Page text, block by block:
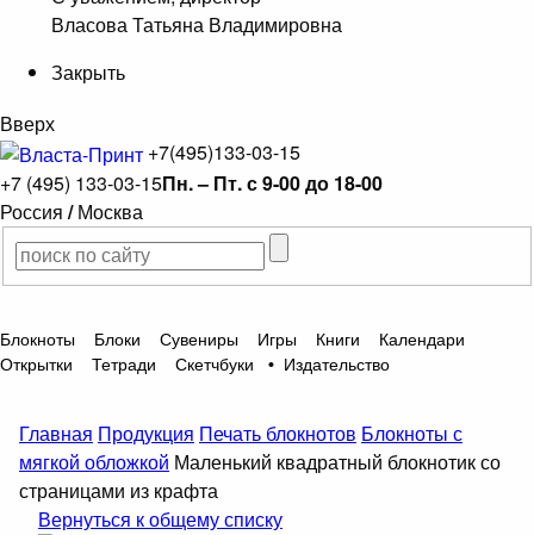
Власова Татьяна Владимировна
Закрыть
Вверх
+7(495)133-03-15
+7 (495) 133-03-15Пн. – Пт. с 9-00 до 18-00
Россия / Москва
Блокноты Блоки Сувениры Игры Книги
Календари
Открытки
Тетради Скетчбуки • Издательство
Главная Продукция Печать блокнотов Блокноты с
мягкой обложкой Маленький квадратный блокнотик со
страницами из крафта
Вернуться к общему списку